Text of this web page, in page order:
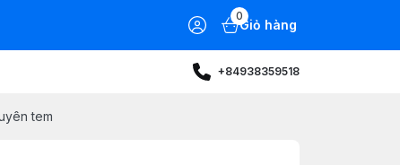
0
Giỏ hàng
+84938359518
tem